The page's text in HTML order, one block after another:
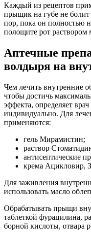
Каждый из рецептов
прыщик на губе не
пор, пока он полностью
полощите рот раствором
Аптечные
волдыря на
Чем лечить внутренние
чтобы достичь
эффекта, определяет
индивидуально. Для
применяются:
гель Мирамистин;
раствор
антисептические
крема Ацикловир,
Для заживления
использовать масло
Обрабатывать прыщи
таблеткой фурацилина,
борной кислоты, отвара